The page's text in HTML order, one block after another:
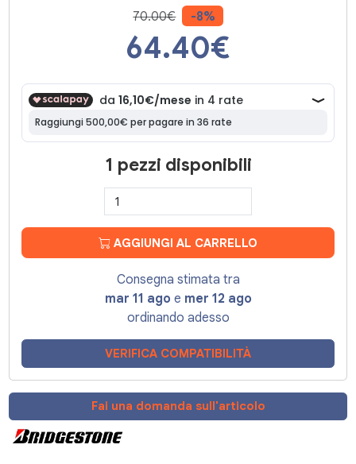
70.00€ -8%
64.40€
1 pezzi disponibili
AGGIUNGI AL CARRELLO
Consegna stimata tra
mar 11 ago e mer 12 ago
ordinando adesso
VERIFICA COMPATIBILITÀ
Fai una domanda sull'articolo